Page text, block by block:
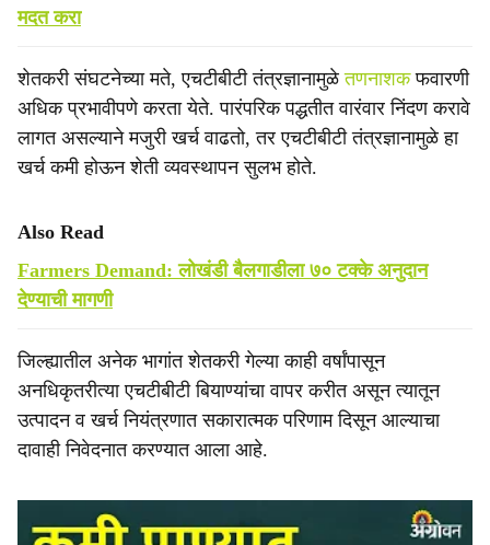
मदत करा
शेतकरी संघटनेच्या मते, एचटीबीटी तंत्रज्ञानामुळेतणनाशकफवारणी
अधिक प्रभावीपणे करता येते. पारंपरिक पद्धतीत वारंवार निंदण करावे
लागत असल्याने मजुरी खर्च वाढतो, तर एचटीबीटी तंत्रज्ञानामुळे हा
खर्च कमी होऊन शेती व्यवस्थापन सुलभ होते.
Also Read
Farmers Demand: लोखंडी बैलगाडीला ७० टक्के अनुदान
देण्याची मागणी
जिल्ह्यातील अनेक भागांत शेतकरी गेल्या काही वर्षांपासून
अनधिकृतरीत्या एचटीबीटी बियाण्यांचा वापर करीत असून त्यातून
उत्पादन व खर्च नियंत्रणात सकारात्मक परिणाम दिसून आल्याचा
दावाही निवेदनात करण्यात आला आहे.